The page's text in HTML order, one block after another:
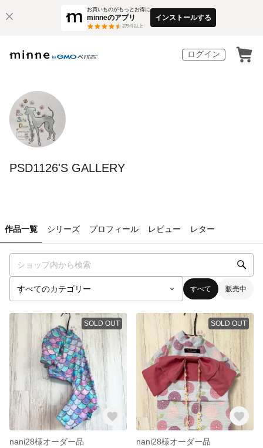
お買いものがもっとお得に
minneのアプリ
3万件以上
インストールする
ログイン
PSD1126'S GALLERY
作品一覧 シリーズ プロフィール レビュー レター
すべて 販売中
SOLD OUT
nani28様オーダー品
SOLD OUT
nani28様オーダー品